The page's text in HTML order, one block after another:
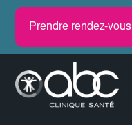
Prendre rendez-vous